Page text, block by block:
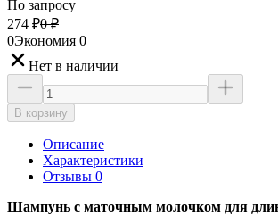
По запросу
274 ₽0 ₽
0Экономия 0
Нет в наличии
В корзину
Описание
Характеристики
Отзывы 0
Шампунь с маточным молочком для